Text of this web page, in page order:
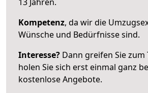
Kompetenz, da wir die
Wünsche und Bedürfnisse sind.
Interesse? Dann greifen Sie
holen Sie sich erst einmal ganz
kostenlose Angebote.